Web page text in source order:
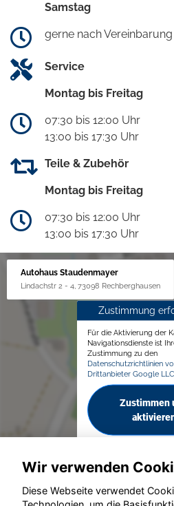
Samstag
gerne nach Vereinbarung
Service
Montag bis Freitag
07:30 bis 12:00 Uhr
13:00 bis 17:30 Uhr
Teile & Zubehör
Montag bis Freitag
07:30 bis 12:00 Uhr
13:00 bis 17:30 Uhr
Autohaus Staudenmayer
Lindachstr 2 - 4, 73098 Rechberghausen
Zustimmung
Für die Aktivierung der
Navigationsdienste ist
Zustimmung zu den
Datenschutzrichtlinien
Drittanbieter Google LLC
Zustimmen
Wir verwenden
Diese Webseite verwendet